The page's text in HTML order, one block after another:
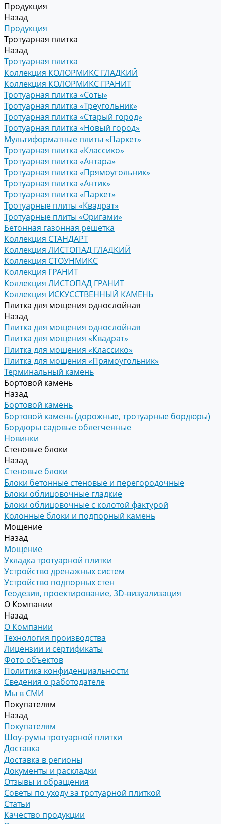
Продукция
Назад
Продукция
Тротуарная плитка
Назад
Тротуарная плитка
Коллекция КОЛОРМИКС ГЛАДКИЙ
Коллекция КОЛОРМИКС ГРАНИТ
Тротуарная плитка «Соты»
Тротуарная плитка «Треугольник»
Тротуарная плитка «Старый город»
Тротуарная плитка «Новый город»
Мультиформатные плиты «Паркет»
Тротуарная плитка «Классико»
Тротуарная плитка «Антара»
Тротуарная плитка «Прямоугольник»
Тротуарная плитка «Антик»
Тротуарная плитка «Паркет»
Тротуарные плиты «Квадрат»
Тротуарные плиты «Оригами»
Бетонная газонная решетка
Коллекция СТАНДАРТ
Коллекция ЛИСТОПАД ГЛАДКИЙ
Коллекция СТОУНМИКС
Коллекция ГРАНИТ
Коллекция ЛИСТОПАД ГРАНИТ
Коллекция ИСКУССТВЕННЫЙ КАМЕНЬ
Плитка для мощения однослойная
Назад
Плитка для мощения однослойная
Плитка для мощения «Квадрат»
Плитка для мощения «Классико»
Плитка для мощения «Прямоугольник»
Терминальный камень
Бортовой камень
Назад
Бортовой камень
Бортовой камень (дорожные, тротуарные бордюры)
Бордюры садовые облегченные
Новинки
Стеновые блоки
Назад
Стеновые блоки
Блоки бетонные стеновые и перегородочные
Блоки облицовочные гладкие
Блоки облицовочные с колотой фактурой
Колонные блоки и подпорный камень
Мощение
Назад
Мощение
Укладка тротуарной плитки
Устройство дренажных систем
Устройство подпорных стен
Геодезия, проектирование, 3D-визуализация
О Компании
Назад
О Компании
Технология производства
Лицензии и сертификаты
Фото объектов
Политика конфиденциальности
Сведения о работодателе
Мы в СМИ
Покупателям
Назад
Покупателям
Шоу-румы тротуарной плитки
Доставка
Доставка в регионы
Документы и раскладки
Отзывы и обращения
Советы по уходу за тротуарной плиткой
Статьи
Качество продукции